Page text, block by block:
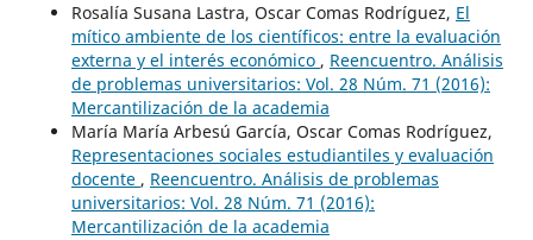
Rosalía Susana Lastra, Oscar Comas Rodríguez, El
mítico ambiente de los científicos: entre la evaluación
externa y el interés económico , Reencuentro. Análisis
de problemas universitarios: Vol. 28 Núm. 71 (2016):
Mercantilización de la academia
María María Arbesú García, Oscar Comas Rodríguez,
Representaciones sociales estudiantiles y evaluación
docente , Reencuentro. Análisis de problemas
universitarios: Vol. 28 Núm. 71 (2016):
Mercantilización de la academia